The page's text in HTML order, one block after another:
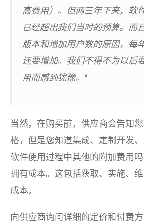
高费用）。但两三年下来，软
已经超出我们当时的预算。而
版本和增加用户数的原因，每
还要增加。我们不得不为以后
用而感到犹豫。"
当然，在购买前，供应商会告知
格，但是您知道集成、定制开发
软件使用过程中其他的附加费用
拥有成本。这包括获取、实施、
成本。
向供应商询问详细的定价和付费